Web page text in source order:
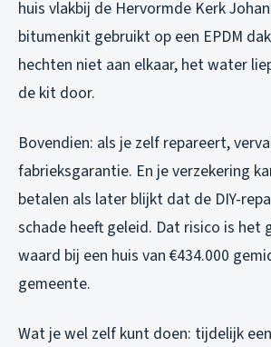
huis vlakbij de Hervormde Kerk
bitumenkit gebruikt op een EPDM
hechten niet aan elkaar, het water
de kit door.
Bovendien: als je zelf repareert,
fabrieksgarantie. En je verzekering
betalen als later blijkt dat de DIY-
schade heeft geleid. Dat risico is het
waard bij een huis van €434.000
gemeente.
Wat je wel zelf kunt doen: tijdelijk